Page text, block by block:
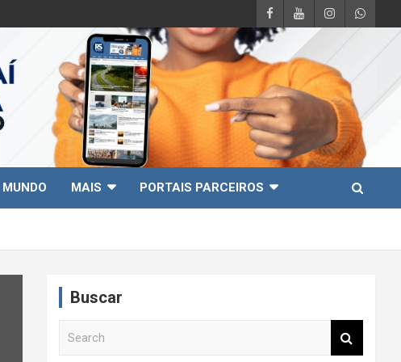
MUNDO MAIS PORTAIS PARCEIROS
Buscar